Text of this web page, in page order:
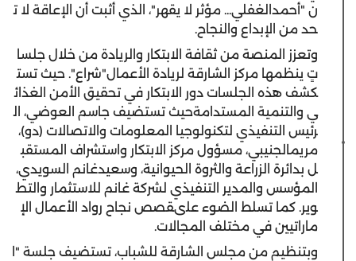
ن "أحمد الغفلي... مؤثر لا يقهر"، الذي أثبت أن الإعاقة لا ت
حد من الإبداع والنجاح.
وتعزز
المنصة من ثقافة الابتكار والريادة من خلال جلسا
ت ينظمها مركز الشارقة لريادة الأعمال"شراع". حيث تست
كشف هذه الجلسات دور الابتكار في تحقيق الأمن الغذائ
ي والتنمية المستدامةحيث تستضيف جاسم العوضي، ال
رئيس التنفيذي لتكنولوجيا المعلومات والاتصالات (دو)،
مريمالجنيبي، مسؤول مركز الابتكار واستشراف المستقب
ل بدائرة الزراعة والثروة الحيوانية، وسعيدغانم السويدي،
المؤسس والمدير التنفيذي لشركة غانم للاستثمار والتط
وير. كما تسلط الضوء علىقصص نجاح رواد الأعمال الإ
ماراتيين في مختلف المجالات.
وبتنظيم من مجلس الشارقة للشباب، تستضيف جلسة "